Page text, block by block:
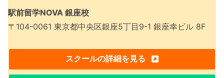
駅前留学NOVA 銀座校
〒104-0061 東京都中央区銀座5丁目9-1 銀座幸ビル 8F
スクールの詳細を見る